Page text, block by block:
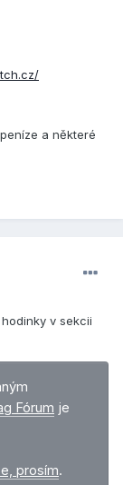
a některé
v sekcii
Fórum je
prosím.